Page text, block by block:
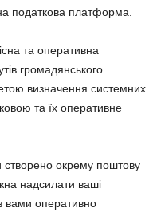
податкова платформа.
та оперативна
громадянського
визначення системних
та їх оперативне
створено окрему поштову
надсилати ваші
вами оперативно